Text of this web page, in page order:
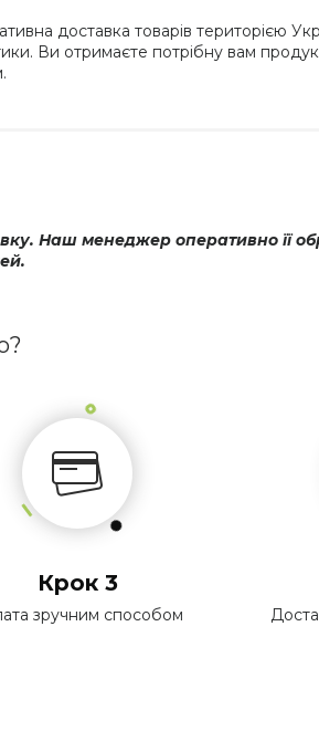
доставка товарів територією
Ви отримаєте потрібну вам
Наш менеджер оперативно її
Крок 3
зручним способом